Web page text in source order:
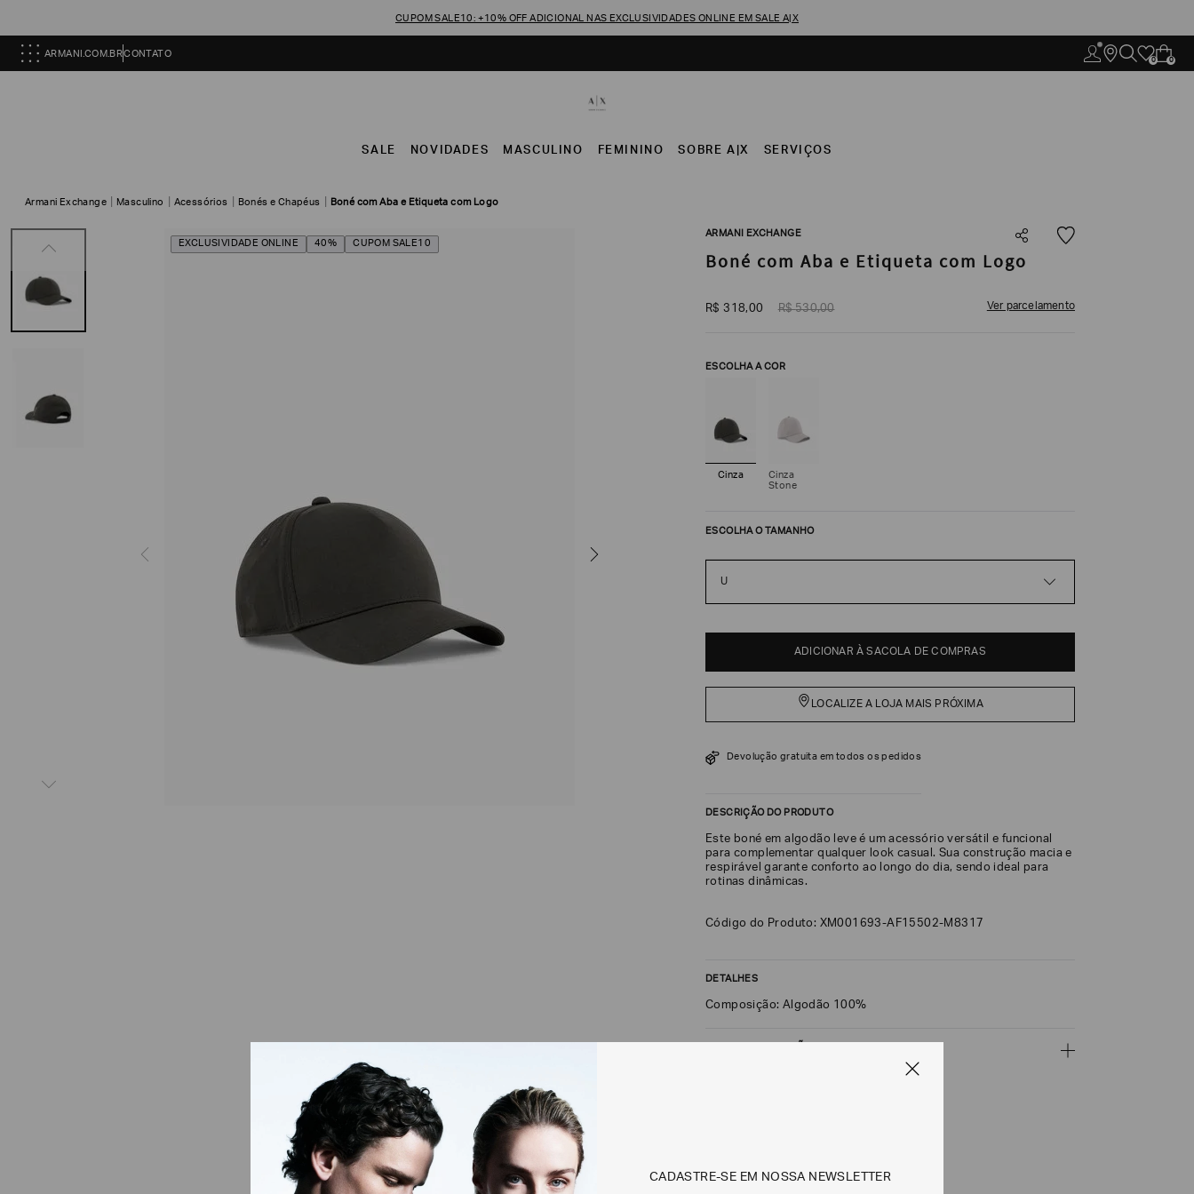
CUPOM SALE10: +10% OFF ADICIONAL NAS EXCLUSIVIDADES ONLINE EM SALE A|X
ARMANI.COM.BRCONTATO
0 0
SALE NOVIDADES MASCULINO FEMININO SOBRE A|X SERVIÇOS
Armani Exchange Masculino Acessórios Bonés e Chapéus Boné com Aba e Etiqueta com Logo
EXCLUSIVIDADE ONLINE 40% CUPOM SALE10
ARMANI EXCHANGE
Boné com Aba e Etiqueta com Logo
R$ 318,00 R$ 530,00 Ver parcelamento
ESCOLHA A COR
Cinza
Cinza
Stone
ESCOLHA O TAMANHO
U
ADICIONAR À SACOLA DE COMPRAS
LOCALIZE A LOJA MAIS PRÓXIMA
Devolução gratuita em todos os pedidos
DESCRIÇÃO DO PRODUTO
Este boné em algodão leve é um acessório versátil e funcional
para complementar qualquer look casual. Sua construção macia e
respirável garante conforto ao longo do dia, sendo ideal para
rotinas dinâmicas.
Código do Produto: XM001693-AF15502-M8317
DETALHES
Composição: Algodão 100%
CADASTRE-SE EM NOSSA NEWSLETTER